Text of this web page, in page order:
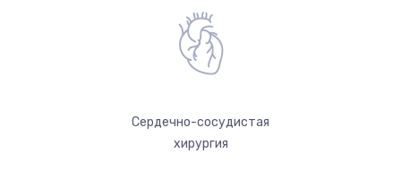
Сердечно-сосудистая
хирургия